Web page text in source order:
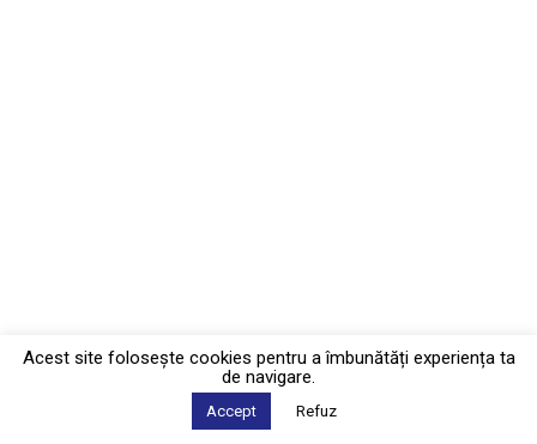
Acest site foloseşte cookies pentru a îmbunătăți experiența ta
de navigare.
Accept Refuz